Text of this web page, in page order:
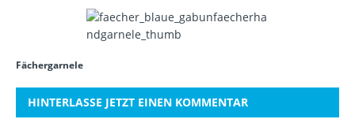
Fächergarnele
HINTERLASSE JETZT EINEN KOMMENTAR